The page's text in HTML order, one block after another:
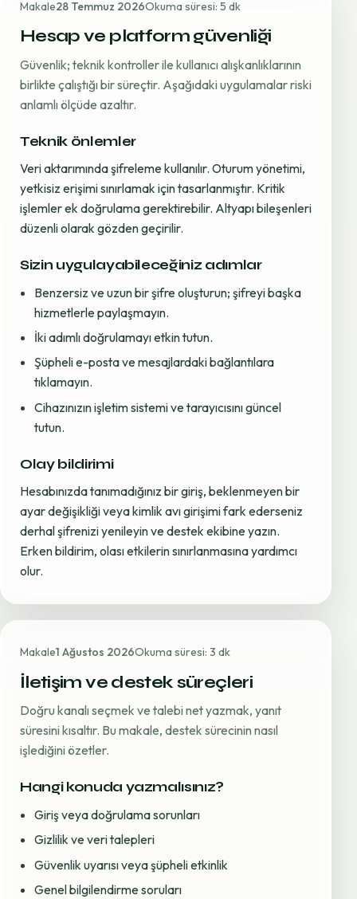
Makale28 Temmuz 2026Okuma süresi: 5 dk
Hesap ve platform güvenliği
Güvenlik; teknik kontroller ile kullanıcı alışkanlıklarının
birlikte çalıştığı bir süreçtir. Aşağıdaki uygulamalar riski
anlamlı ölçüde azaltır.
Teknik önlemler
Veri aktarımında şifreleme kullanılır. Oturum yönetimi,
yetkisiz erişimi sınırlamak için tasarlanmıştır. Kritik
işlemler ek doğrulama gerektirebilir. Altyapı bileşenleri
düzenli olarak gözden geçirilir.
Sizin uygulayabileceğiniz adımlar
Benzersiz ve uzun bir şifre oluşturun; şifreyi başka
hizmetlerle paylaşmayın.
İki adımlı doğrulamayı etkin tutun.
Şüpheli e-posta ve mesajlardaki bağlantılara
tıklamayın.
Cihazınızın işletim sistemi ve tarayıcısını güncel
tutun.
Olay bildirimi
Hesabınızda tanımadığınız bir giriş, beklenmeyen bir
ayar değişikliği veya kimlik avı girişimi fark ederseniz
derhal şifrenizi yenileyin ve destek ekibine yazın.
Erken bildirim, olası etkilerin sınırlanmasına yardımcı
olur.
Makale1 Ağustos 2026Okuma süresi: 3 dk
İletişim ve destek süreçleri
Doğru kanalı seçmek ve talebi net yazmak, yanıt
süresini kısaltır. Bu makale, destek sürecinin nasıl
işlediğini özetler.
Hangi konuda yazmalısınız?
Giriş veya doğrulama sorunları
Gizlilik ve veri talepleri
Güvenlik uyarısı veya şüpheli etkinlik
Genel bilgilendirme soruları